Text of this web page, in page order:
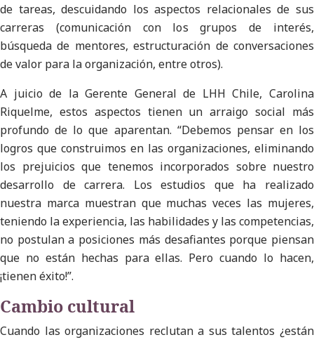
de tareas, descuidando los aspectos relacionales de sus
carreras (comunicación con los grupos de interés,
búsqueda de mentores, estructuración de conversaciones
de valor para la organización, entre otros).
A juicio de la Gerente General de LHH Chile, Carolina
Riquelme, estos aspectos tienen un arraigo social más
profundo de lo que aparentan. “Debemos pensar en los
logros que construimos en las organizaciones, eliminando
los prejuicios que tenemos incorporados sobre nuestro
desarrollo de carrera. Los estudios que ha realizado
nuestra marca muestran que muchas veces las mujeres,
teniendo la experiencia, las habilidades y las competencias,
no postulan a posiciones más desafiantes porque piensan
que no están hechas para ellas. Pero cuando lo hacen,
¡tienen éxito!”.
Cambio cultural
Cuando las organizaciones reclutan a sus talentos ¿están